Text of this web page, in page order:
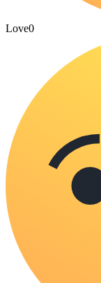
Love0